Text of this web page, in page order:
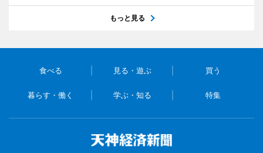
もっと見る
食べる 見る・遊ぶ 買う
暮らす・働く 学ぶ・知る 特集